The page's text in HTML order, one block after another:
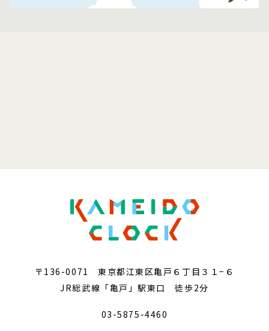
〒136-0071 東京都江東区亀戸６丁目３１−６
JR総武線「亀戸」駅東口 徒歩2分
03-5875-4460